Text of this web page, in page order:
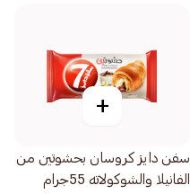
+
سفن دايز كروسان بحشوتين من
الفانيلا والشوكولاته 55جرام